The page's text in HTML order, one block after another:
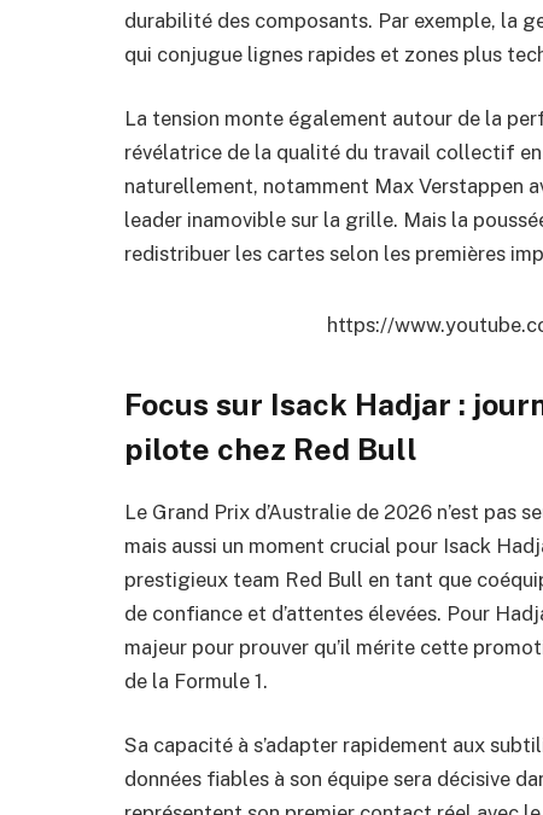
durabilité des composants. Par exemple, la
qui conjugue lignes rapides et zones plus
La tension monte également autour de la
révélatrice de la qualité du travail collectif
naturellement, notamment Max Verstappen
leader inamovible sur la grille. Mais la
redistribuer les cartes selon les premières
https://
Focus sur Isack Hadjar :
pilote chez Red Bull
Le Grand Prix d’Australie de 2026 n’est pas
mais aussi un moment crucial pour Isack
prestigieux team Red Bull en tant que
de confiance et d’attentes élevées. Pour
majeur pour prouver qu’il mérite cette
de la Formule 1.
Sa capacité à s’adapter rapidement aux
données fiables à son équipe sera décisive